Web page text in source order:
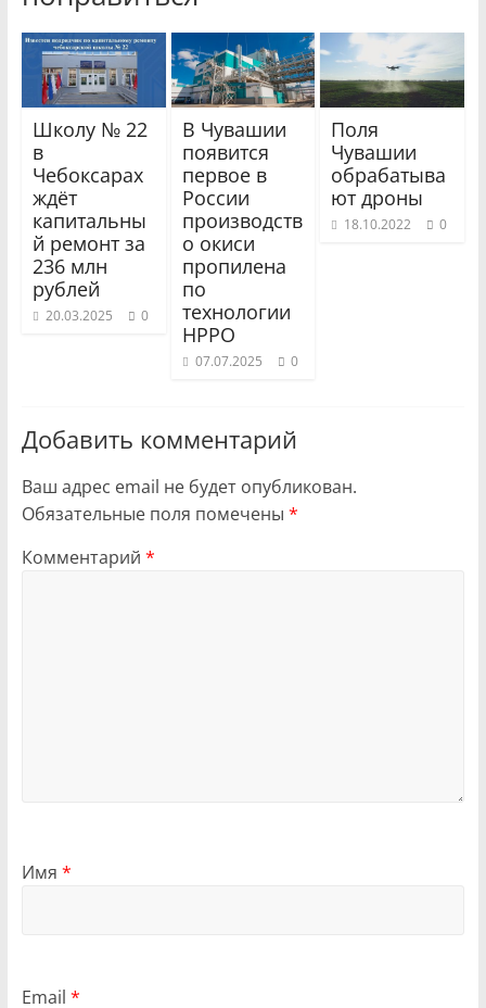
Школу № 22
в
Чебоксарах
ждёт
капитальны
й ремонт за
236 млн
рублей
20.03.2025 0
В Чувашии
появится
первое в
России
производств
о окиси
пропилена
по
технологии
HPPO
07.07.2025 0
Поля
Чувашии
обрабатыва
ют дроны
18.10.2022 0
Добавить комментарий
Ваш адрес email не будет опубликован.
Обязательные поля помечены *
Комментарий *
Имя *
Email *